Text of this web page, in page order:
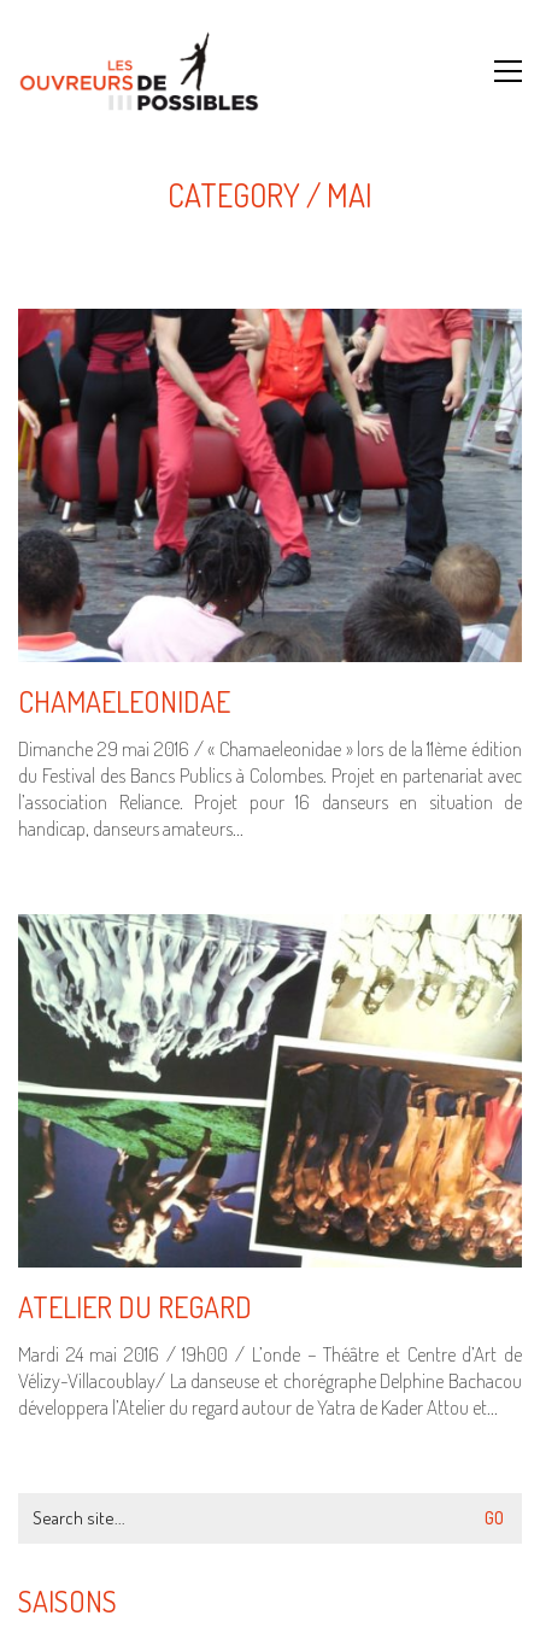
CATEGORY / MAI
CHAMAELEONIDAE
Dimanche 29 mai 2016 / « Chamaeleonidae » lors de la 11ème édition
du Festival des Bancs Publics à Colombes. Projet en partenariat avec
l’association Reliance. Projet pour 16 danseurs en situation de
handicap, danseurs amateurs…
ATELIER DU REGARD
Mardi 24 mai 2016 / 19h00 / L’onde – Théâtre et Centre d’Art de
Vélizy-Villacoublay/ La danseuse et chorégraphe Delphine Bachacou
développera l’Atelier du regard autour de Yatra de Kader Attou et…
for:
SAISONS